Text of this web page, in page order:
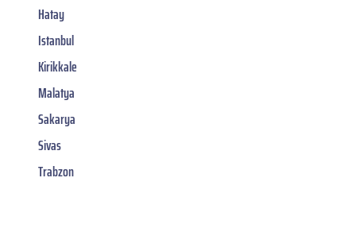
Hatay
Istanbul
Kirikkale
Malatya
Sakarya
Sivas
Trabzon